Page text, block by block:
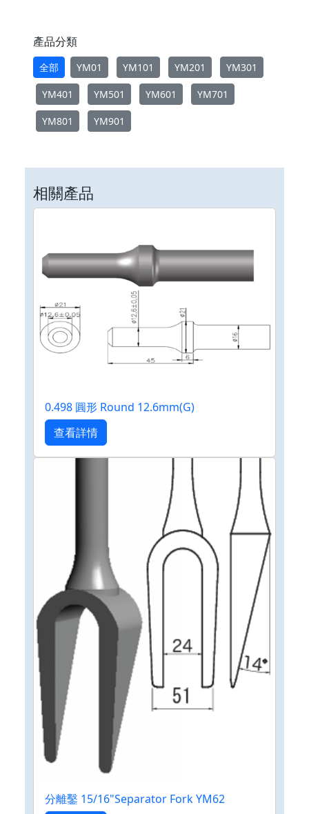
產品分類
全部 YM01 YM101 YM201 YM301
YM401 YM501 YM601 YM701
YM801 YM901
相關產品
0.498 圓形 Round 12.6mm(G)
查看詳情
分離鑿 15/16"Separator Fork YM62